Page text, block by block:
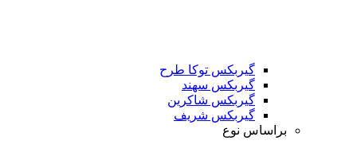
گیربکس توکا طرح
گیربکس سهند
گیربکس شاکرین
گیربکس شریف
براساس نوع